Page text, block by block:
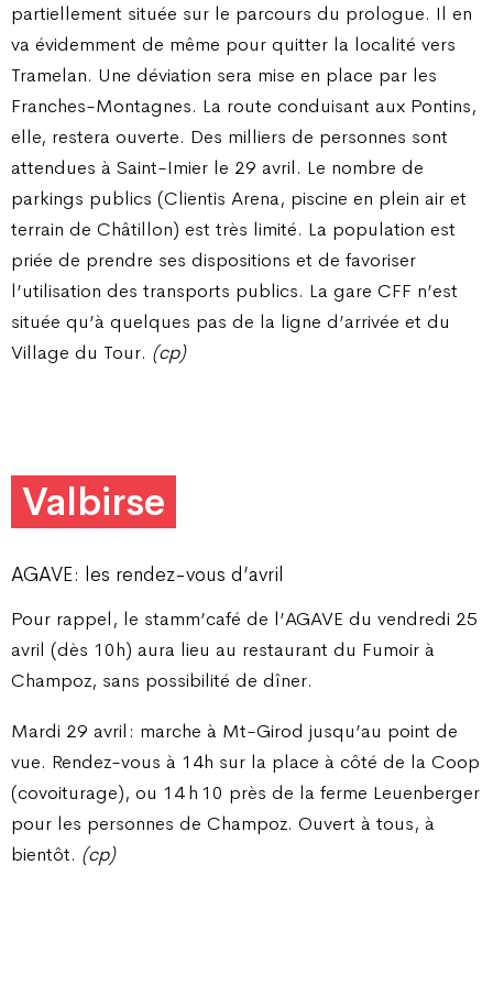
partiellement située sur le parcours du prologue. Il en
va évidemment de même pour quitter la localité vers
Tramelan. Une déviation sera mise en place par les
Franches-Montagnes. La route conduisant aux Pontins,
elle, restera ouverte. Des milliers de personnes sont
attendues à Saint-Imier le 29 avril. Le nombre de
parkings publics (Clientis Arena, piscine en plein air et
terrain de Châtillon) est très limité. La population est
priée de prendre ses dispositions et de favoriser
l’utilisation des transports publics. La gare CFF n’est
située qu’à quelques pas de la ligne d’arrivée et du
Village du Tour. (cp)
Valbirse
AGAVE : les rendez-vous d’avril
Pour rappel, le stamm’café de l’AGAVE du vendredi 25
avril (dès 10h) aura lieu au restaurant du Fumoir à
Champoz, sans possibilité de dîner.
Mardi 29 avril : marche à Mt-Girod jusqu’au point de
vue. Rendez-vous à 14h sur la place à côté de la Coop
(covoiturage), ou 14 h 10 près de la ferme Leuenberger
pour les personnes de Champoz. Ouvert à tous, à
bientôt. (cp)